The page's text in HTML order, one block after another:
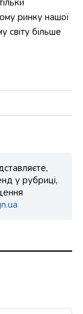
ринку нашої
світу більше
у рубриці,